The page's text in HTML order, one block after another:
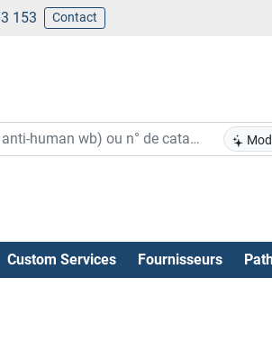
153 Contact
Custom Services Fournisseurs